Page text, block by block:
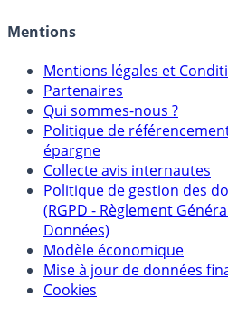
Crédit immobilier
Mentions
Mentions légales et
Partenaires
Qui sommes-nous ?
Politique de
épargne
Collecte avis internautes
Politique de gestion des
(RGPD - Règlement
Données)
Modèle économique